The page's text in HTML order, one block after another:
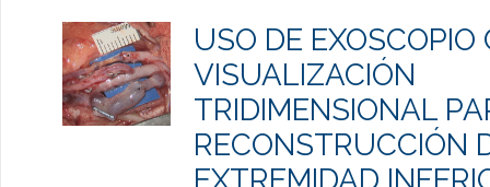
USO DE EXOSCOPIO
VISUALIZACIÓN
TRIDIMENSIONAL
RECONSTRUCCIÓN
EXTREMIDAD